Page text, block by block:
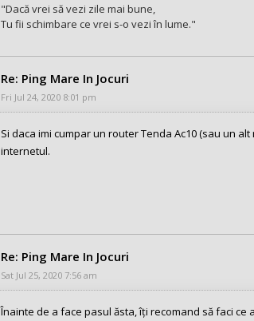
"Dacă vrei să vezi zile mai bune,
Tu fii schimbare ce vrei s-o vezi în lume."
Re: Ping Mare In Jocuri
Fri Jul 24, 2020 8:01 pm
Si daca imi cumpar un router Tenda Ac10 (sau un
internetul.
Re: Ping Mare In Jocuri
Sat Jul 25, 2020 7:56 am
Înainte de a face pasul ăsta, îți recomand să faci ce